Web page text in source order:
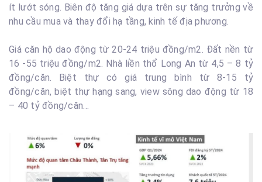
ít lướt sóng. Biên độ tăng giá dựa trên sự tăng trưởng về
nhu cầu mua và thay đổi hạ tầng, kinh tế địa phương.
Giá căn hộ dao động từ 20-24 triệu đồng/m2. Đất nền từ
16 -55 triệu đồng/m2. Nhà liền thổ Long An từ 4,5 – 8 tỷ
đồng/căn. Biệt thự có giá trung bình từ 8-15 tỷ
đồng/căn, biệt thự hạng sang, view sông dao động từ 18
– 40 tỷ đồng/căn…